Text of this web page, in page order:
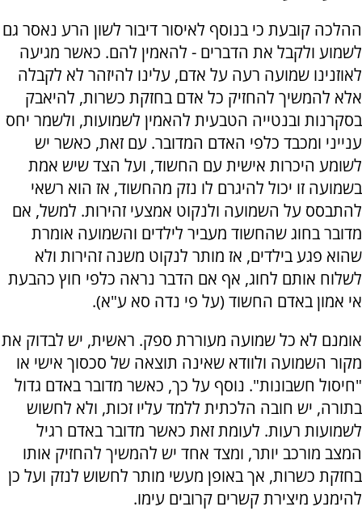
ההלכה קובעת כי בנוסף לאיסור דיבור לשון הרע נאסר גם
לשמוע ולקבל את הדברים - להאמין להם. כאשר מגיעה
לאוזנינו שמועה רעה על אדם, עלינו להיזהר לא לקבלה
אלא להמשיך להחזיק כל אדם בחזקת כשרות, להיאבק
בסקרנות ובנטייה הטבעית להאמין לשמועות, ולשמר יחס
ענייני ומכבד כלפי האדם המדובר. עם זאת, כאשר יש
לשומע היכרות אישית עם החשוד, ועל הצד שיש אמת
בשמועה זו יכול להיגרם לו נזק מהחשוד, אז הוא רשאי
להתבסס על השמועה ולנקוט אמצעי זהירות. למשל, אם
מדובר בחוג שהחשוד מעביר לילדים והשמועה אומרת
שהוא פגע בילדים, אז מותר לנקוט משנה זהירות ולא
לשלוח אותם לחוג, אף אם הדבר נראה כלפי חוץ כהבעת
אי אמון באדם החשוד (על פי נדה סא ע"א).
אומנם לא כל שמועה מעוררת ספק. ראשית, יש לבדוק את
מקור השמועה ולוודא שאינה תוצאה של סכסוך אישי או
"חיסול חשבונות". נוסף על כך, כאשר מדובר באדם גדול
בתורה, יש חובה הלכתית ללמד עליו זכות, ולא לחשוש
לשמועות רעות. לעומת זאת כאשר מדובר באדם רגיל
המצב מורכב יותר, ומצד אחד יש להמשיך להחזיק אותו
בחזקת כשרות, אך באופן מעשי מותר לחשוש לנזק ועל כן
להימנע מיצירת קשרים קרובים עימו.